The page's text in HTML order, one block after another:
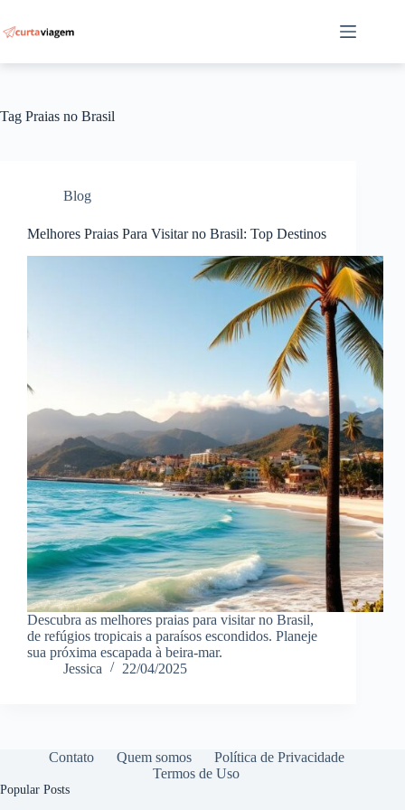
para
o
Tag Praias no Brasil
Blog
Melhores Praias Para Visitar no Brasil: Top Destinos
Descubra as melhores praias para visitar no Brasil,
de refúgios tropicais a paraísos escondidos. Planeje
sua próxima escapada à beira-mar.
Jessica
22/04/2025
Contato Quem somos
Política de Privacidade
Termos de Uso
Popular Posts